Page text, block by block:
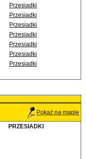
Przesiadki
Przesiadki
Przesiadki
Przesiadki
Przesiadki
Przesiadki
Przesiadki
Pokaż na mapie
PRZESIADKI